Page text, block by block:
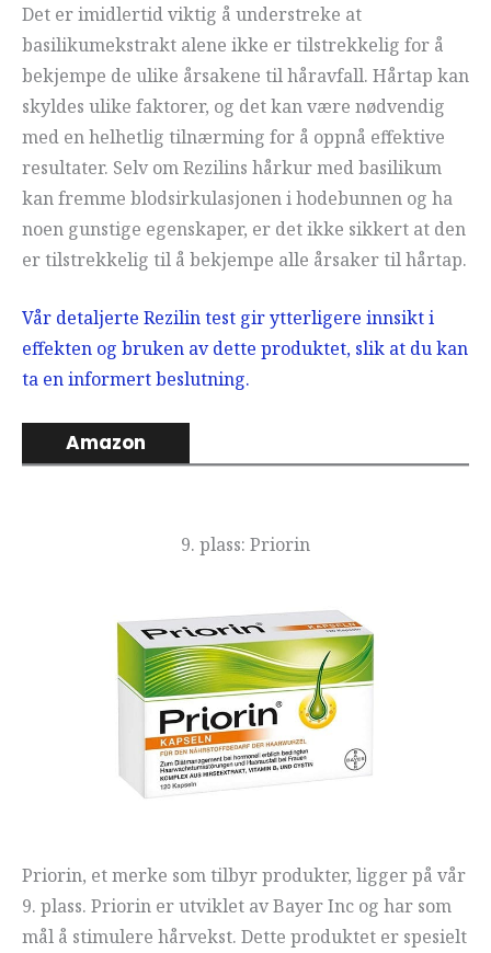
Det er imidlertid viktig å understreke at
basilikumekstrakt alene ikke er tilstrekkelig for å
bekjempe de ulike årsakene til håravfall. Hårtap kan
skyldes ulike faktorer, og det kan være nødvendig
med en helhetlig tilnærming for å oppnå effektive
resultater. Selv om Rezilins hårkur med basilikum
kan fremme blodsirkulasjonen i hodebunnen og ha
noen gunstige egenskaper, er det ikke sikkert at den
er tilstrekkelig til å bekjempe alle årsaker til hårtap.
Vår detaljerte Rezilin test gir ytterligere innsikt i
effekten og bruken av dette produktet, slik at du kan
ta en informert beslutning.
Amazon
9. plass: Priorin
Priorin, et merke som tilbyr produkter, ligger på vår
9. plass. Priorin er utviklet av Bayer Inc og har som
mål å stimulere hårvekst. Dette produktet er spesielt